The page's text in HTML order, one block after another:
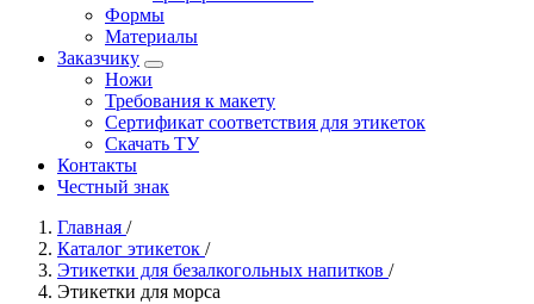
Формы
Материалы
Заказчику
Ножи
Требования к макету
Сертификат соответствия для этикеток
Скачать ТУ
Контакты
Честный знак
Главная /
Каталог этикеток /
Этикетки для безалкогольных напитков /
Этикетки для морса